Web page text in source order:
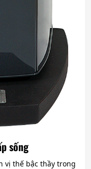
sống
vị thế bậc thầy trong